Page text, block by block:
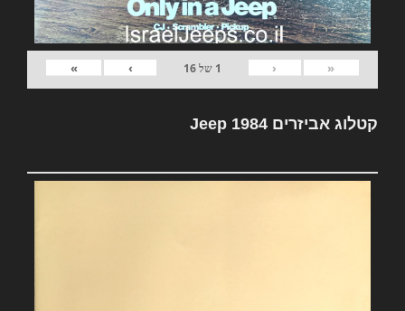
«
‹
1 של16
›
»
קטלוג אביזרים Jeep 1984